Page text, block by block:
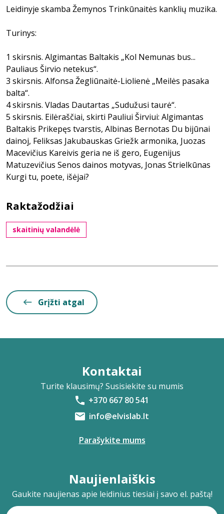
Leidinyje skamba Žemynos Trinkūnaitės kanklių muzika.
Turinys:
1 skirsnis. Algimantas Baltakis „Kol Nemunas bus...
Pauliaus Širvio netekus“.
3 skirsnis. Alfonsa Žegliūnaitė-Liolienė „Meilės pasaka
balta“.
4 skirsnis. Vladas Dautartas „Sudužusi taurė“.
5 skirsnis. Eilėraščiai, skirti Pauliui Širviui: Algimantas
Baltakis Prikepęs tvarstis, Albinas Bernotas Du bijūnai
dainoj, Feliksas Jakubauskas Griežk armonika, Juozas
Macevičius Kareivis geria ne iš gero, Eugenijus
Matuzevičius Senos dainos motyvas, Jonas Strielkūnas
Kurgi tu, poete, išėjai?
Raktažodžiai
skaitinių valandėlė
Grįžti atgal
Kontaktai
Turite klausimų? Susisiekite su mumis
+370 667 80 541
info@elvislab.lt
Parašykite mums
Naujienlaiškis
Gaukite naujienas apie leidinius tiesiai į savo el. paštą!